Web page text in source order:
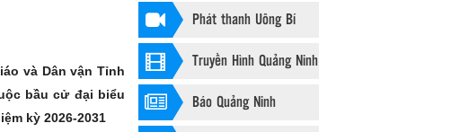
Phát thanh Uông Bí
Truyền Hình Quảng Ninh
Báo Quảng Ninh
và Dân vận Tỉnh
bầu cử đại biểu
kỳ 2026-2031